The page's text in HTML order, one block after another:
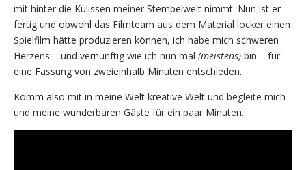
mit hinter die Kulissen meiner Stempelwelt nimmt. Nun ist er
fertig und obwohl das Filmteam aus dem Material locker einen
Spielfilm hätte produzieren können, ich habe mich schweren
Herzens – und vernünftig wie ich nun mal (meistens) bin – für
eine Fassung von zweieinhalb Minuten entschieden.
Komm also mit in meine Welt kreative Welt und begleite mich
und meine wunderbaren Gäste für ein paar Minuten.